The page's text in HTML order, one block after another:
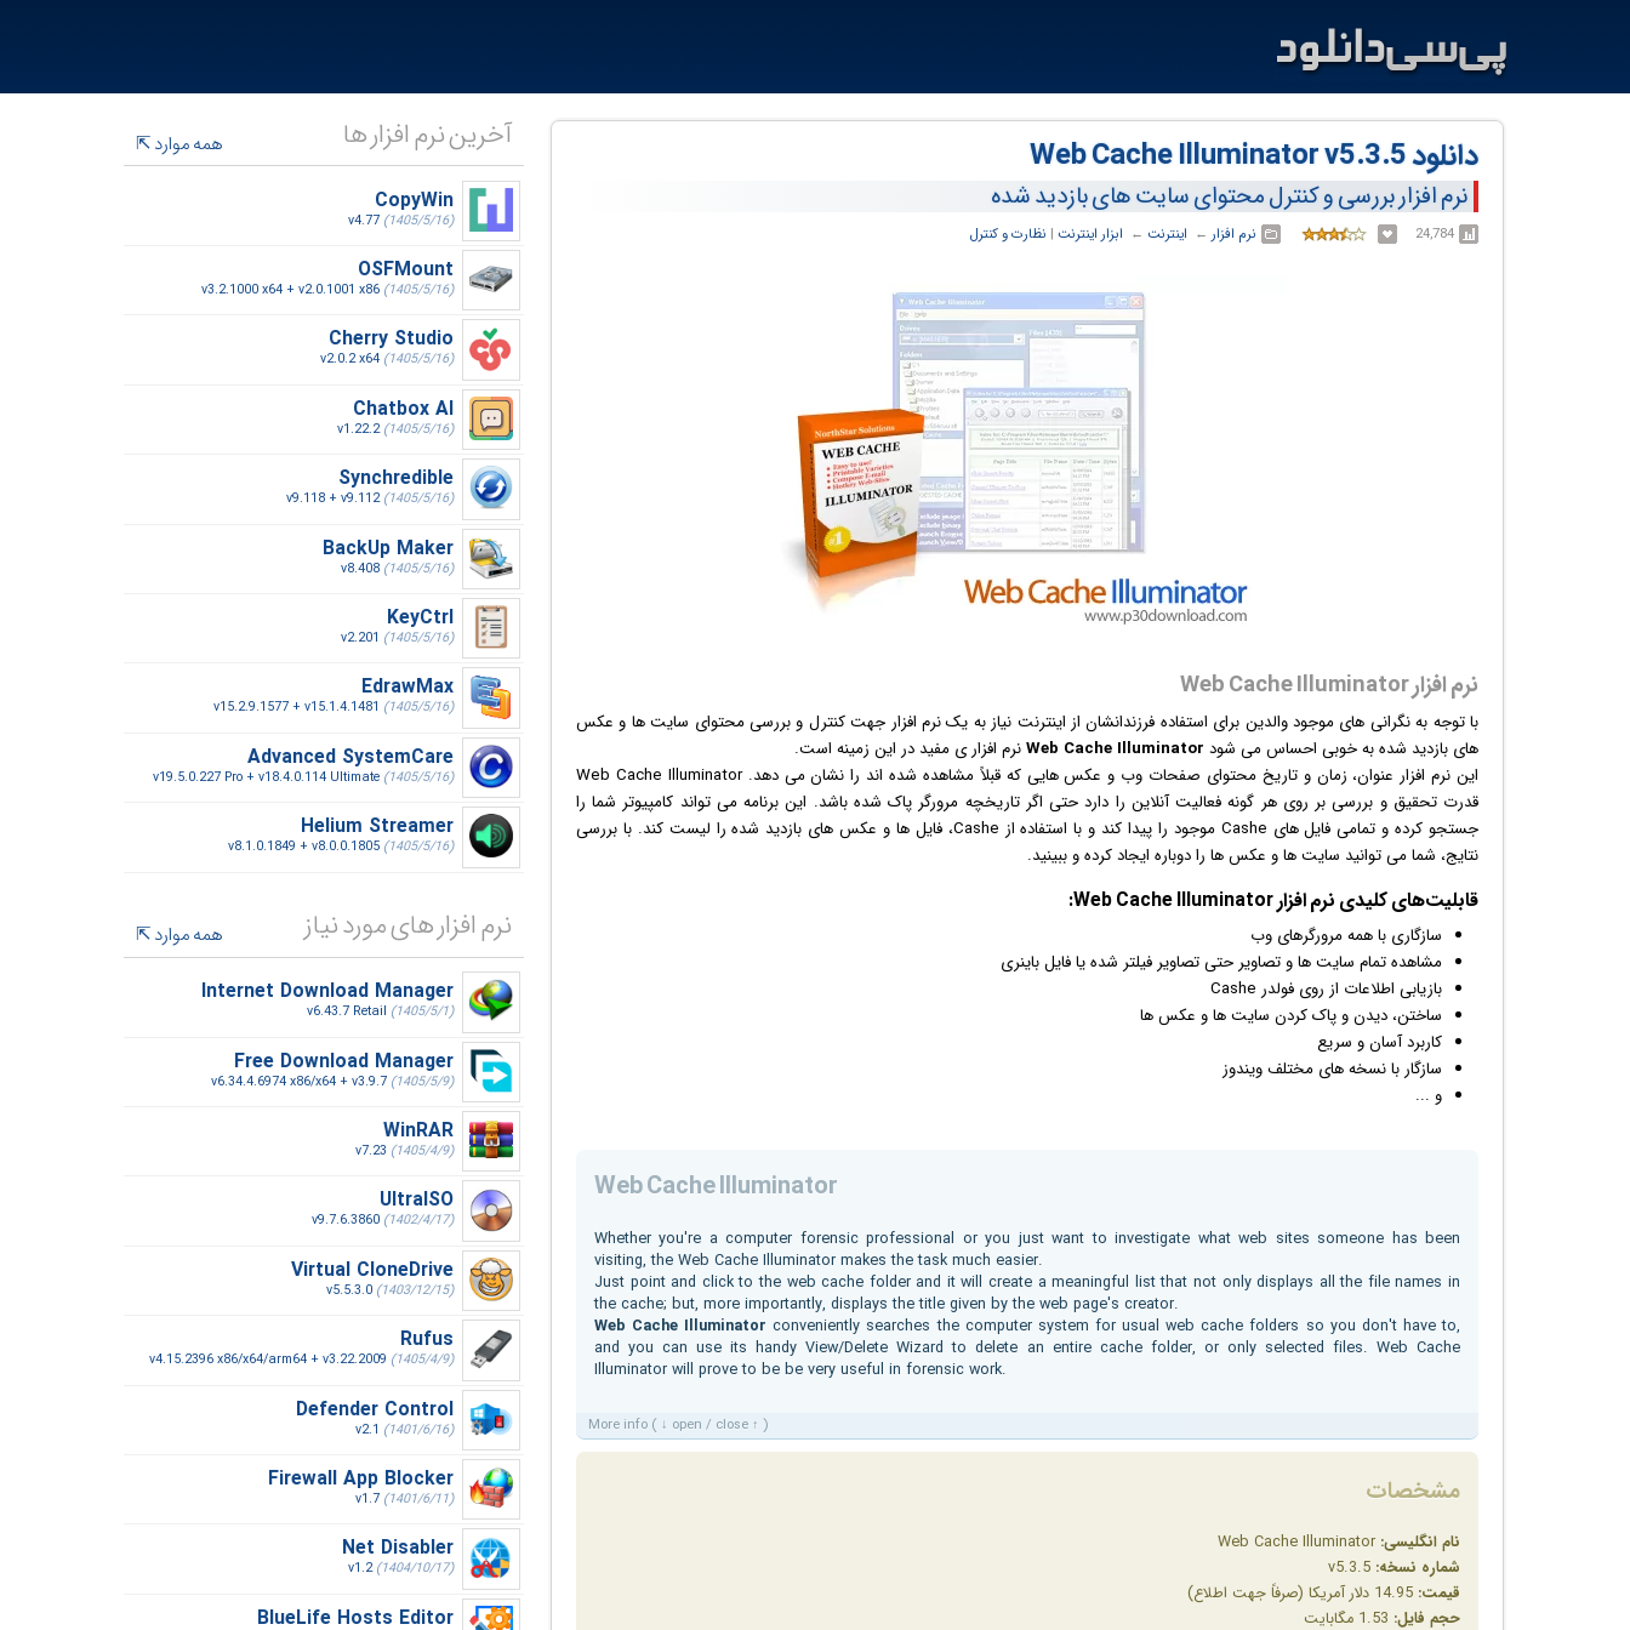
دانلود Web Cache Illuminator v5.3.5
نرم افزار بررسی و کنترل محتوای سایت های بازدید شده
24,784 نرم افزار ← ‏ اینترنت ← ‏ ابزار اینترنت ‏| نظارت و کنترل
نرم افزار Web Cache Illuminator
با توجه به نگرانی های موجود والدین برای استفاده فرزندانشان از اینترنت نیاز به یکنرم افزار جهت کنترل و بررسی محتوای سایت ها و عکس
های بازدید شده به خوبی احساس می شود Web Cache Illuminatorنرم افزار ی مفید در این زمینه است.
این نرم افزار عنوان، زمان و تاریخ محتوای صفحات وب و عکس هایی که قبلاً مشاهده شده اند را نشان می دهد. Web Cache Illuminator
قدرت تحقیق و بررسی بر روی هر گونه فعالیت آنلاین را دارد حتی اگر تاریخچه مرورگر پاک شده باشد. این برنامه می تواند کامپیوتر شما را
جستجو کرده و تمامی فایل های Cashe موجود را پیدا کند و با استفاده از Cashe، فایل ها و عکس های بازدید شده را لیست کند. با بررسی
نتایج، شما می توانید سایت ها و عکس ها را دوباره ایجاد کرده و ببینید.
قابلیت‌های کلیدی نرم افزار
سازگاری با همه مرورگرهای وب
مشاهده تمام سایت ها و تصاویر حتی تصاویر فیلتر شده یا فایل باینری
بازیابی اطلاعات از روی فولدر Cashe
ساختن، دیدن و پاک کردن سایت ها و عکسها
کاربرد آسان و سریع
سازگار با نسخه های مختلفویندوز
و ...
Web Cache Illuminator
Whether you're a computer forensic professional or you just want to investigate what web sites someone has been
visiting, the Web Cache Illuminator makes the task much easier.
Just point and click to the web cache folder and it will create a meaningful list that not only displays all the file names in
the cache; but, more importantly, displays the title given by the web page's creator.
Web Cache Illuminator conveniently searches the computer system for usual web cache folders so you don't have to,
and you can use its handy View/Delete Wizard to delete an entire cache folder, or only selected files. Web Cache
Illuminator will prove to be be very useful in forensic work.
More info ( ↓ open / close ↑ )
مشخصات
نام انگلیسی:
شماره نسخه:
قیمت:
حجم فایل:
آخرین نرم افزار ها
همه موارد
CopyWin
v4.77 (1405/5/16)
OSFMount
v3.2.1000 x64 + v2.0.1001 x86 (1405/5/16)
Cherry Studio
v2.0.2 x64 (1405/5/16)
Chatbox AI
v1.22.2(1405/5/16)
Synchredible
v9.118 + v9.112(1405/5/16)
BackUp Maker
v8.408 (1405/5/16)
KeyCtrl
v2.201 (1405/5/16)
EdrawMax
v15.2.9.1577 + v15.1.4.1481 (1405/5/16)
Advanced SystemCare
v19.5.0.227 Pro + v18.4.0.114 Ultimate (1405/5/16)
Helium Streamer
v8.1.0.1849 + v8.0.0.1805 (1405/5/16)
نرم افزار های مورد نیاز
همه موارد
Internet Download Manager
v6.43.7 Retail (1405/5/1)
Free Download Manager
v6.34.4.6974 x86/x64 + v3.9.7 (1405/5/9)
WinRAR
v7.23 (1405/4/9)
UltraISO
v9.7.6.3860 (1402/4/17)
Virtual CloneDrive
v5.5.3.0 (1403/12/15)
Rufus
v4.15.2396 x86/x64/arm64 + v3.22.2009 (1405/4/9)
Defender Control
v2.1 (1401/6/16)
Firewall App Blocker
v1.7 (1401/6/11)
Net Disabler
v1.2(1404/10/17)
BlueLife Hosts Editor